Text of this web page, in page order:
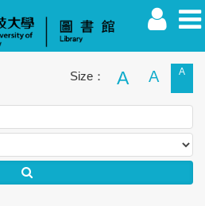
Alumnus Others Guest
Size： A A A